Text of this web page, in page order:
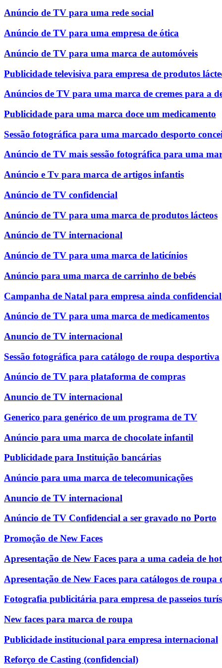
Anúncio de TV para uma rede social
Anúncio de TV para uma empresa de ótica
Anúncio de TV para uma marca de automóveis
Publicidade televisiva para empresa de produtos
Anúncios de TV para uma marca de cremes para a
Publicidade para uma marca doce um medicamento
Sessão fotográfica para uma marcado desporto
Anúncio de TV mais sessão fotográfica para uma
Anúncio e Tv para marca de artigos infantis
Anúncio de TV confidencial
Anúncio de TV para uma marca de produtos lácteos
Anúncio de TV internacional
Anúncio de TV para uma marca de laticínios
Anúncio para uma marca de carrinho de bebés
Campanha de Natal para empresa ainda confidencial
Anúncio de TV para uma marca de medicamentos
Anuncio de TV internacional
Sessão fotográfica para catálogo de roupa desportiva
Anúncio de TV para plataforma de compras
Anuncio de TV internacional
Generico para genérico de um programa de TV
Anúncio para uma marca de chocolate infantil
Publicidade para Instituição bancárias
Anúncio para uma marca de telecomunicações
Anuncio de TV internacional
Anúncio de TV Confidencial a ser gravado no Porto
Promoção de New Faces
Apresentação de New Faces para a uma cadeia de
Apresentação de New Faces para catálogos de roupa
Fotografia publicitária para empresa de passeios
New faces para marca de roupa
Publicidade institucional para empresa internacional
Reforço de Casting (confidencial)